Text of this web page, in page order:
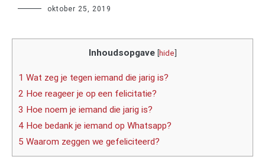
Author oktober 25, 2019
Inhoudsopgave [hide]
1 Wat zeg je tegen iemand die jarig is?
2 Hoe reageer je op een felicitatie?
3 Hoe noem je iemand die jarig is?
4 Hoe bedank je iemand op Whatsapp?
5 Waarom zeggen we gefeliciteerd?